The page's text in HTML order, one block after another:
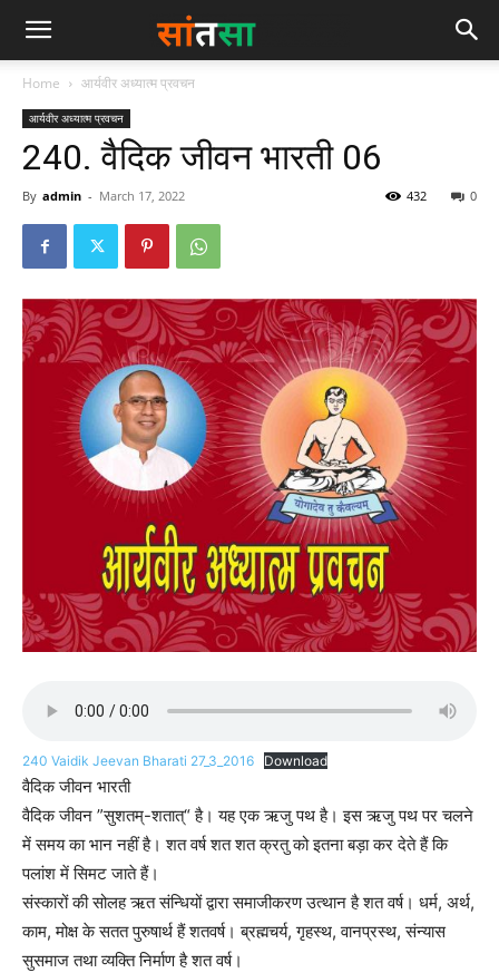
Home आर्यवीर अध्यात्म प्रवचन
आर्यवीर अध्यात्म प्रवचन
240. वैदिक जीवन भारती 06
By admin - March 17, 2022 0
432
240 Vaidik Jeevan Bharati 27_3_2016 Download
वैदिक जीवन भारती
वैदिक जीवन ”सुशतम्-शतात्“ है। यह एक ऋजु पथ है। इस ऋजु पथ पर चलने
में समय का भान नहीं है। शत वर्ष शत शत क्रतु को इतना बड़ा कर देते हैं कि
पलांश में सिमट जाते हैं।
संस्कारों की सोलह ऋत संन्धियों द्वारा समाजीकरण उत्थान है शत वर्ष। धर्म, अर्थ,
काम, मोक्ष के सतत पुरुषार्थ हैं शतवर्ष। ब्रह्मचर्य, गृहस्थ, वानप्रस्थ, संन्यास
सुसमाज तथा व्यक्ति निर्माण है शत वर्ष।